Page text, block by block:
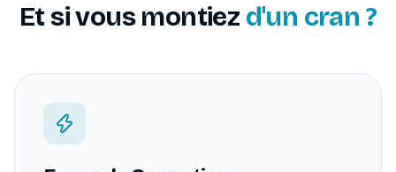
Et si vous montiez d'un cran ?